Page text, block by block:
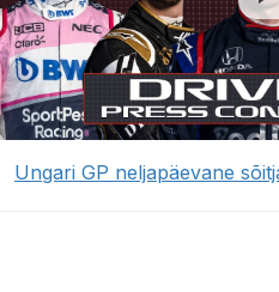
Ungari GP neljapäevane